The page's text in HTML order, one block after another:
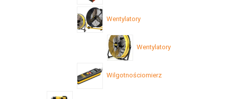
Wentylatory
Wentylatory
Wilgotnościomierz